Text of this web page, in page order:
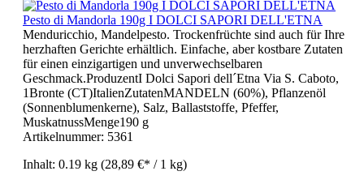
Pesto di Mandorla 190g I DOLCI SAPORI DELL'ETNA
Menduricchio, Mandelpesto. Trockenfrüchte sind auch für Ihre
herzhaften Gerichte erhältlich. Einfache, aber kostbare Zutaten
für einen einzigartigen und unverwechselbaren
Geschmack.ProduzentI Dolci Sapori dell´Etna Via S. Caboto,
1Bronte (CT)ItalienZutatenMANDELN (60%), Pflanzenöl
(Sonnenblumenkerne), Salz, Ballaststoffe, Pfeffer,
MuskatnussMenge190 g
Artikelnummer: 5361
Inhalt: 0.19 kg (28,89 €* / 1 kg)